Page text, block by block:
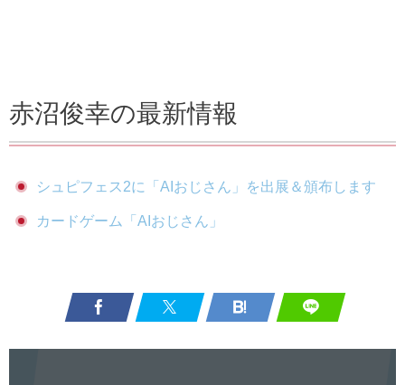
赤沼俊幸の最新情報
シュピフェス2に「AIおじさん」を出展＆頒布します
カードゲーム「AIおじさん」